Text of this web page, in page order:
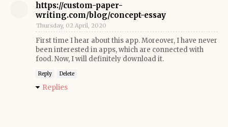
https://custom-paper-
writing.com/blog/concept-essay
Thursday, 02 April, 2020
First time I hear about this app. Moreover, I have never
been interested in apps, which are connected with
food. Now, I will definitely download it.
Reply Delete
Replies